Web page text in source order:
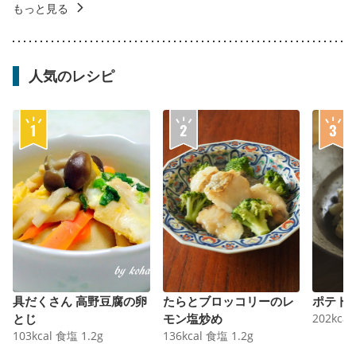
もっと見る
人気のレシピ
具だくさん 高野豆腐の卵
とじ
103kcal 食塩 1.2g
たらとブロッコリーのレ
モン塩炒め
136kcal 食塩 1.2g
ポテト
202kcal